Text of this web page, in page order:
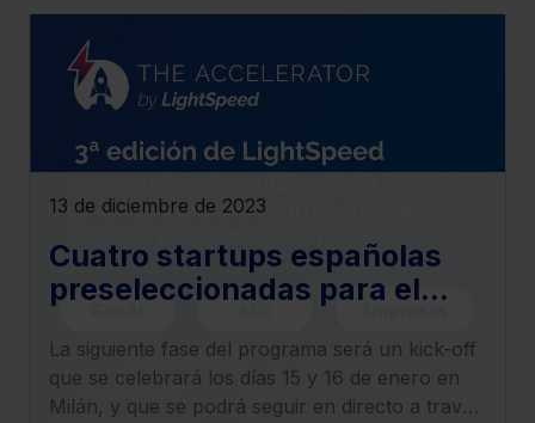
13 de diciembre de 2023
Cuatro startups españolas
preseleccionadas para el
LightSpeed de Lefebvre
Sarrut
La siguiente fase del programa será un kick-off
que se celebrará los días 15 y 16 de enero en
Milán, y que se podrá seguir en directo a través